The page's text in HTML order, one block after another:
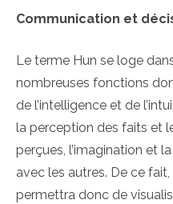
Communication et
Le terme Hun se loge
nombreuses fonctions
de l’intelligence et de
la perception des faits et
perçues, l’imagination et
avec les autres. De ce
permettra donc de